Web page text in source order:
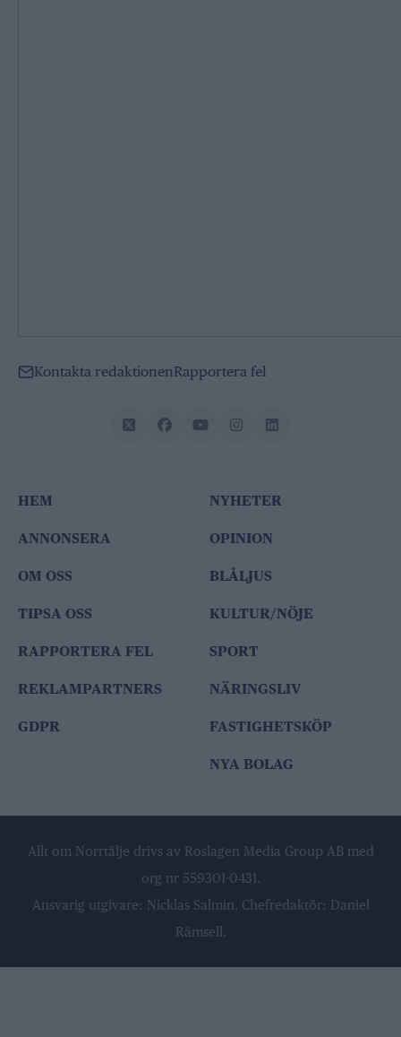
Kontakta redaktionenRapportera fel
HEM
ANNONSERA
OM OSS
TIPSA OSS
RAPPORTERA FEL
REKLAMPARTNERS
GDPR
NYHETER
OPINION
BLÅLJUS
KULTUR/NÖJE
SPORT
NÄRINGSLIV
FASTIGHETSKÖP
NYA BOLAG
Allt om Norrtälje drivs av Roslagen Media Group AB med
org nr 559301-0431.
Ansvarig utgivare: Nicklas Salmin. Chefredaktör: Daniel
Rämsell.